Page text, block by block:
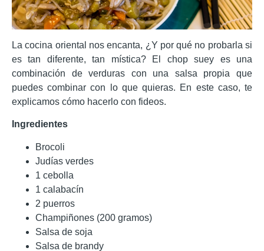
La cocina oriental nos encanta, ¿Y por qué no probarla si
es tan diferente, tan mística? El chop suey es una
combinación de verduras con una salsa propia que
puedes combinar con lo que quieras. En este caso, te
explicamos cómo hacerlo con fideos.
Ingredientes
Brocoli
Judías verdes
1 cebolla
1 calabacín
2 puerros
Champiñones (200 gramos)
Salsa de soja
Salsa de brandy